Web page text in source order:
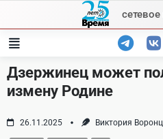
content
Дзержинец может
измену Родине
26.11.2025 Виктория